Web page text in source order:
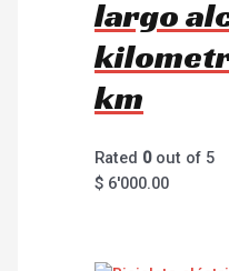
largo
km
Rated 0out of 5
$ 6'000.00